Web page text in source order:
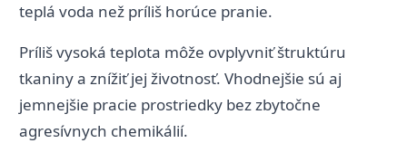
teplá voda než príliš horúce pranie.
Príliš vysoká teplota môže ovplyvniť štruktúru
tkaniny a znížiť jej životnosť. Vhodnejšie sú aj
jemnejšie pracie prostriedky bez zbytočne
agresívnych chemikálií.